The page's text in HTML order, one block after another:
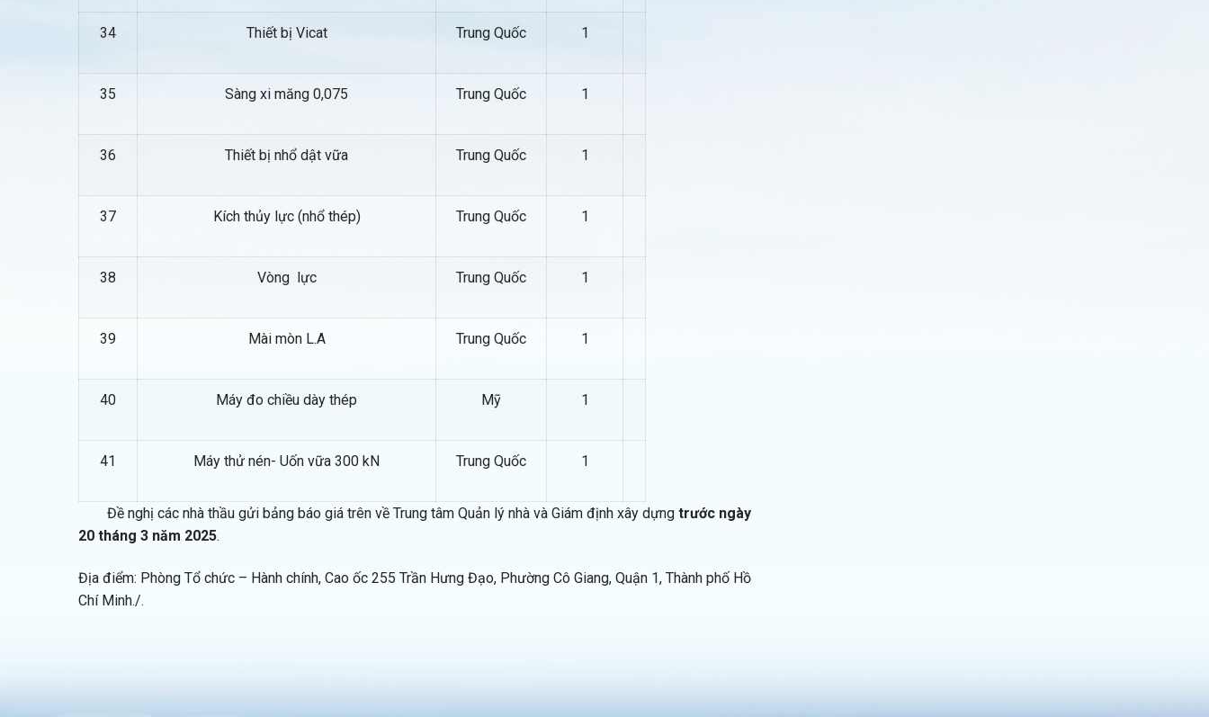
34 Thiết bị Vicat Trung Quốc 1
35 Sàng xi măng 0,075 Trung Quốc 1
36 Thiết bị nhổ dật vữa Trung Quốc 1
37 Kích thủy lực (nhổ thép) Trung Quốc 1
38 Vòng lực Trung Quốc 1
39 Mài mòn L.A Trung Quốc 1
40 Máy đo chiều dày thép Mỹ 1
41 Máy thử nén- Uốn vữa 300 kN Trung Quốc 1
Đề nghị các nhà thầu gửi bảng báo giá trên về Trung tâm Quản lý nhà và Giám định xây dựng trước ngày
20 tháng 3 năm 2025.
Địa điểm: Phòng Tổ chức – Hành chính, Cao ốc 255 Trần Hưng Đạo, Phường Cô Giang, Quận 1, Thành phố Hồ
Chí Minh./.